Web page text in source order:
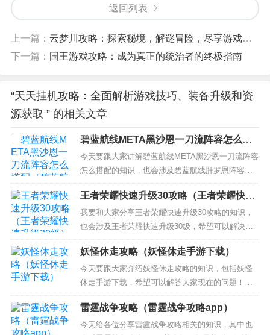
返回列表
上一篇： 云梦川攻略：探索秘境，解谜冒险，尽享游戏乐趣
下一篇： 国王游戏攻略：成为真正的统治者的终极指南
“天天挂机攻略：全面解析游戏技巧、装备升级和资
源获取 ” 的相关文章
碧蓝航线META黑沙恩一刀流阵容怎么搭
配（碧蓝航线肝罗恩阵容）
今天要跟大家讲解碧蓝航线META黑沙恩一刀流阵容
怎么搭配的知识，也会涉及碧蓝航线肝罗恩阵容，
给大家不一样的解决方案！ 本文目录一览： 1、碧
蓝航线阵容搭配 2、碧蓝航线新手阵容如何搭配 3、
碧蓝航线各阵营常用阵容搭配攻略大全 4、碧蓝航线
新手阵容怎么搭配 5、碧蓝航线沙恩霍斯特怎么搭...
王者荣耀快速升级30攻略（王者荣耀快速
升级30级）
我要和大家分享王者荣耀快速升级30攻略的知识，
也会涉及王者荣耀快速升级30级，希望可以解决你
现在的问题！ 本文目录一览： 1、王者荣耀秒升30
级方法 2、王者荣耀怎么快速30级 王者荣耀如何快
速30级 3、王者荣耀如何快速升30级？ 4、王者荣耀
怎么升级快到30级 5、王者荣耀如何...
妖怪休走攻略（妖怪休走手游下载）
今天要跟大家介绍妖怪休走攻略的知识，包括妖怪
休走手游下载，希望可以解答大家现在的问题！本
文目录一览： 1、小妖，休走！——抓住“小我”的“信
号兵” 2、4399妖怪休走的绿色装备怎么得？ 3、西
游记里 悟空经常说的“妖怪休走”原话是怎么说的啊
雷霆战争攻略（雷霆战争攻略app）
今天给各位分享雷霆战争攻略相关的知识，其中也